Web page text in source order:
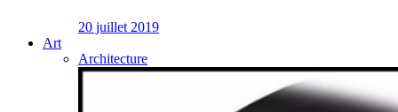
20 juillet 2019
Art
Architecture